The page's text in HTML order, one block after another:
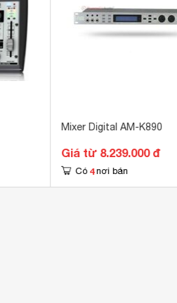
Mixer Digital AM-K890
Giá từ 8.239.000 đ
Có 4 nơi bán